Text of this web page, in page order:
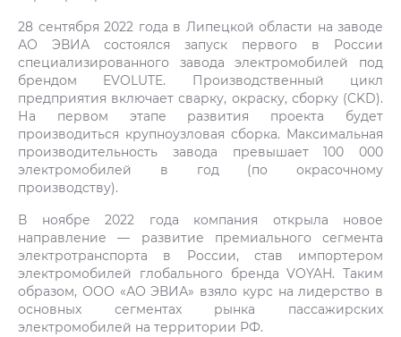
28 сентября 2022 года в Липецкой области на заводе
АО ЭВИА состоялся запуск первого в России
специализированного завода электромобилей под
брендом EVOLUTE. Производственный цикл
предприятия включает сварку, окраску, сборку (CKD).
На первом этапе развития проекта будет
производиться крупноузловая сборка. Максимальная
производительность завода превышает 100 000
электромобилей в год (по окрасочному
производству).
В ноябре 2022 года компания открыла новое
направление — развитие премиального сегмента
электротранспорта в России, став импортером
электромобилей глобального бренда VOYAH. Таким
образом, ООО «АО ЭВИА» взяло курс на лидерство в
основных сегментах рынка пассажирских
электромобилей на территории РФ.